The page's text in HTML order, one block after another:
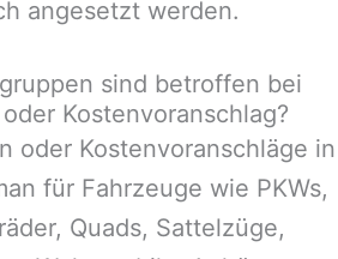
angesetzt werden.
sind betroffen bei
Kostenvoranschlag?
oder Kostenvoranschläge in
für Fahrzeuge wie PKWs,
Quads, Sattelzüge,